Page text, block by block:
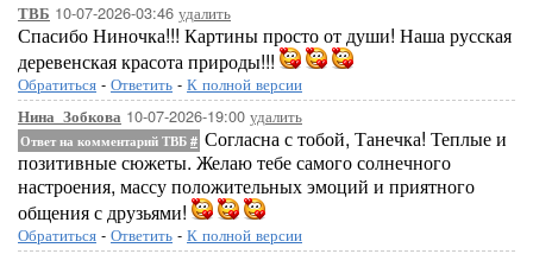
ТВБ 10-07-2026-03:46 удалить
Спасибо Ниночка!!! Картины просто от души! Наша русская
деревенская красота природы!!!
Обратиться - Ответить - К полной версии
Нина_Зобкова 10-07-2026-19:00 удалить
Ответ на комментарий ТВБ # Согласна с тобой, Танечка! Теплые и
позитивные сюжеты. Желаю тебе самого солнечного
настроения, массу положительных эмоций и приятного
общения с друзьями!
Обратиться - Ответить - К полной версии